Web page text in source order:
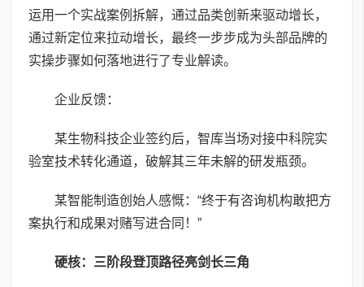
运用一个实战案例拆解，通过品类创新来驱动增长，
通过新定位来拉动增长，最终一步步成为头部品牌的
实操步骤如何落地进行了专业解读。
企业反馈：
某生物科技企业签约后，智库当场对接中科院实
验室技术转化通道，破解其三年未解的研发瓶颈。
某智能制造创始人感慨：“终于有咨询机构敢把方
案执行和成果对赌写进合同！”
硬核：三阶段登顶路径亮剑长三角